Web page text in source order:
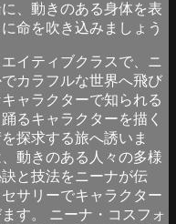
、動きのある身体を表
命を吹き込みましょう
イティブクラスで、ニ
カラフルな世界へ飛び
ャラクターで知られる
るキャラクターを描く
探求する旅へ誘いま
動きのある人々の多様
と技法をニーナが伝
サリーでキャラクター
す。 ニーナ・コスフォ